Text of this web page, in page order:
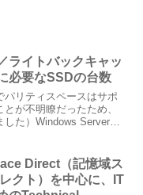
ライトバックキャッ
必要なSSDの台数
パリティスペースはサポ
が不明瞭だったため、
した）Windows Server
／ライト...
Direct（記憶域ス
クト）を中心に、IT